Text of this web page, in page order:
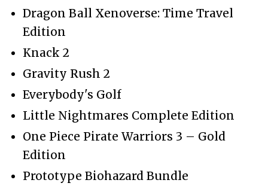
Dragon Ball Xenoverse: Time Travel
Edition
Knack 2
Gravity Rush 2
Everybody's Golf
Little Nightmares Complete Edition
One Piece Pirate Warriors 3 – Gold
Edition
Prototype Biohazard Bundle